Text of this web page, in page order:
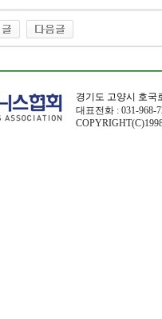
경기도 고양시 호국
대표전화 : 031-968-